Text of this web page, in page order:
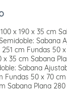
x 190 x 35 cm
Sabana
cm Fundas 50
x 35 cm Sabana
Sabana
Fundas 50 x 70
Sabana Plana